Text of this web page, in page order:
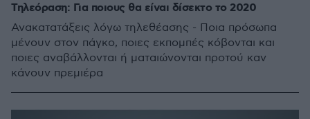
Τηλεόραση: Για ποιους θα είναι δίσεκτο το 2020
Ανακατατάξεις λόγω τηλεθέασης - Ποια πρόσωπα
μένουν στον πάγκο, ποιες εκπομπές κόβονται και
ποιες αναβάλλονται ή ματαιώνονται προτού καν
κάνουν πρεμιέρα